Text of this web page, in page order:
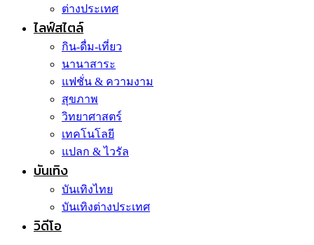
ต่างประเทศ
ไลฟ์สไตล์
กิน-ดื่ม-เที่ยว
นานาสาระ
แฟชั่น & ความงาม
สุขภาพ
วิทยาศาสตร์
เทคโนโลยี
แปลก & ไวรัล
บันเทิง
บันเทิงไทย
บันเทิงต่างประเทศ
วิดีโอ